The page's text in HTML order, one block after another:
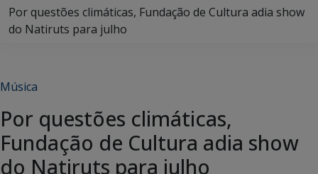
Por questões climáticas, Fundação de Cultura adia show
do Natiruts para julho
Música
Por questões climáticas,
Fundação de Cultura adia show
do Natiruts para julho